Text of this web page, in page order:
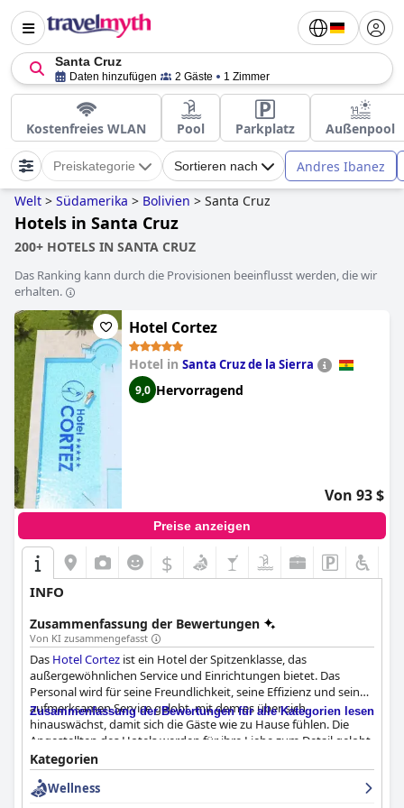
Santa Cruz
Daten hinzufügen 2 Gäste 1 Zimmer
Kostenfreies WLAN Pool Parkplatz Außenpool
Preiskategorie Sortieren nach Andres Ibanez
Welt > Südamerika > Bolivien > Santa Cruz
Hotels in Santa Cruz
200+ HOTELS IN SANTA CRUZ
Das Ranking kann durch die Provisionen beeinflusst werden, die wir
erhalten.
Hotel Cortez
Hotel in Santa Cruz de la Sierra
9,0 Hervorragend
Von 93 $
Preise anzeigen
$
INFO
Zusammenfassung der Bewertungen
Von KI zusammengefasst
Das Hotel Cortez ist ein Hotel der Spitzenklasse, das
außergewöhnlichen Service und Einrichtungen bietet. Das
Personal wird für seine Freundlichkeit, seine Effizienz und seinen
aufmerksamen Service gelobt, mit dem es über sich
hinauswächst, damit sich die Gäste wie zu Hause fühlen. Die
Angestellten des Hotels werden für ihre Liebe zum Detail gelobt,
die dafür sorgt, dass sich die Gäste jederzeit umsorgt und
umsorgt fühlen. Der Poolbereich wird als entspannend, sauber
und atemberaubend beschrieben, und die Gäste genießen es,
Zusammenfassung der Bewertungen für alle Kategorien lesen
Kategorien
Wellness